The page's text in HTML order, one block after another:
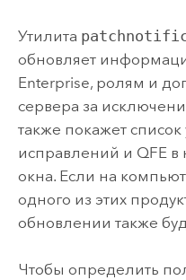
Утилита
обновляет
Enterprise, ролям и
сервера за
также покажет
исправлений и QFE в
окна. Если на
одного из этих
обновлении также
Чтобы определить